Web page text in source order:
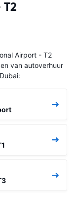
Airport - T2
van autoverhuur